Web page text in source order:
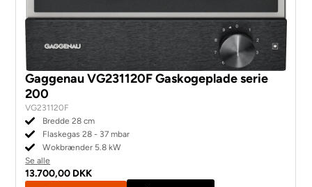
Gaggenau VG231120F Gaskogeplade serie
200
VG231120F
Bredde 28 cm
Flaskegas 28 - 37 mbar
Wokbrænder 5.8 kW
Se alle
13.700,00 DKK